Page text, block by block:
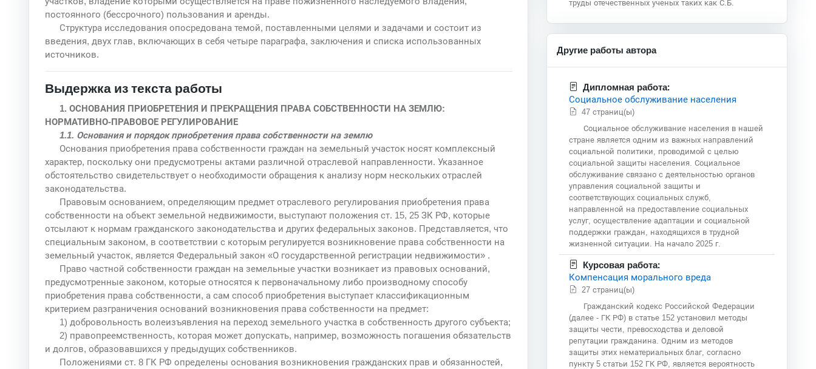
постоянного (бессрочного) пользования и аренды.
Структура исследования опосредована темой, поставленными целями и задачами и состоит из
введения, двух глав, включающих в себя четыре параграфа, заключения и списка использованных
источников.
Выдержка из текста работы
1. ОСНОВАНИЯ ПРИОБРЕТЕНИЯ И ПРЕКРАЩЕНИЯ ПРАВА СОБСТВЕННОСТИ НА ЗЕМЛЮ:
НОРМАТИВНО-ПРАВОВОЕ РЕГУЛИРОВАНИЕ
1.1. Основания и порядок приобретения права собственности на землю
Основания приобретения права собственности граждан на земельный участок носят комплексный
характер, поскольку они предусмотрены актами различной отраслевой направленности. Указанное
обстоятельство свидетельствует о необходимости обращения к анализу норм нескольких отраслей
законодательства.
Правовым основанием, определяющим предмет отраслевого регулирования приобретения права
собственности на объект земельной недвижимости, выступают положения ст. 15, 25 ЗК РФ, которые
отсылают к нормам гражданского законодательства и других федеральных законов. Представляется, что
специальным законом, в соответствии с которым регулируется возникновение права собственности на
земельный участок, является Федеральный закон «О государственной регистрации недвижимости» .
Право частной собственности граждан на земельные участки возникает из правовых оснований,
предусмотренные законом, которые относятся к первоначальному либо производному способу
приобретения права собственности, а сам способ приобретения выступает классификационным
критерием разграничения оснований возникновения права собственности на предмет:
1) добровольность волеизъявления на переход земельного участка в собственность другого субъекта;
2) правопреемственность, которая может допускать, например, возможность погашения обязательств
и долгов, образовавшихся у предыдущих собственников.
Положениями ст. 8 ГК РФ определены основания возникновения гражданских прав и обязанностей,
труды отечественных ученых таких как С.Б.
Другие работы автора
Дипломная работа:
Социальное обслуживание населения
47 страниц(ы)
Социальное обслуживание населения в нашей
стране является одним из важных направлений
социальной политики, проводимой с целью
социальной защиты населения. Социальное
обслуживание связано с деятельностью органов
управления социальной защиты и
соответствующих социальных служб,
направленной на предоставление социальных
услуг, осуществление адаптации и социальной
поддержки граждан, находящихся в трудной
жизненной ситуации. На начало 2025 г.
Курсовая работа:
Компенсация морального вреда
27 страниц(ы)
Гражданский кодекс Российской Федерации
(далее - ГК РФ) в статье 152 установил методы
защиты чести, превосходства и деловой
репутации гражданина. Одним из методов
защиты этих нематериальных благ, согласно
пункту 5 статьи 152 ГК РФ, является вероятность